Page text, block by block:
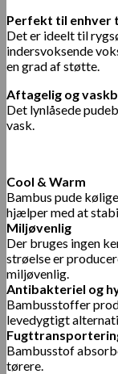
Perfekt til enhver
Det er ideelt til
indersvoksende
en grad af støtte.
Aftagelig og
Det lynlåsede
vask.
Cool & Warm
Bambus pude
hjælper med at
Miljøvenlig
Der bruges ingen
strøelse er
miljøvenlig.
Antibakteriel og
Bambusstoffer
levedygtigt
Bambusstof
tørere.